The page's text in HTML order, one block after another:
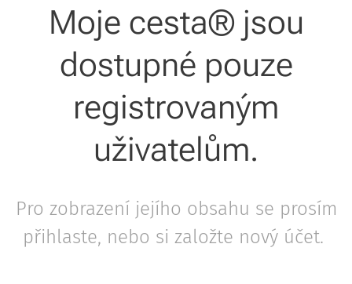
Moje cesta® jsou
dostupné pouze
registrovaným
uživatelům.
Pro zobrazení jejího obsahu se prosím
přihlaste, nebo si založte nový účet.